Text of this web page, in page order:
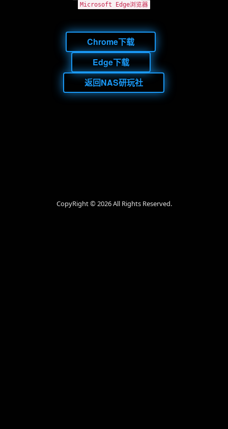
Microsoft Edge浏览器
Chrome下载
Edge下载
返回NAS研玩社
CopyRight ©2026 All Rights Reserved.